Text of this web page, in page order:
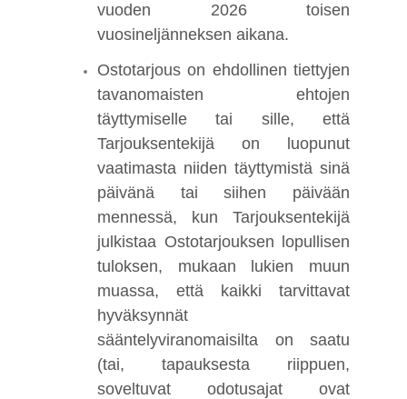
vuoden 2026 toisen
vuosineljänneksen aikana.
Ostotarjous on ehdollinen tiettyjen
tavanomaisten ehtojen
täyttymiselle tai sille, että
Tarjouksentekijä on luopunut
vaatimasta niiden täyttymistä sinä
päivänä tai siihen päivään
mennessä, kun Tarjouksentekijä
julkistaa Ostotarjouksen lopullisen
tuloksen, mukaan lukien muun
muassa, että kaikki tarvittavat
hyväksynnät
sääntelyviranomaisilta on saatu
(tai, tapauksesta riippuen,
soveltuvat odotusajat ovat